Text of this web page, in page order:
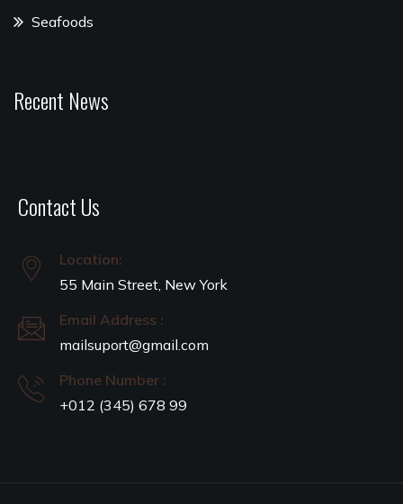
Seafoods
Recent News
Contact Us
Location:
55 Main Street, New York
Email Address :
mailsuport@gmail.com
Phone Number :
+012 (345) 678 99